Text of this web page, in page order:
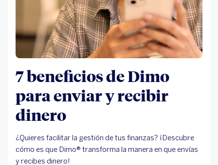
7 beneficios de Dimo
para enviar y recibir
dinero
¿Quieres facilitar la gestión de tus finanzas? ¡Descubre
cómo es que Dimo® transforma la manera en que envías
y recibes dinero!